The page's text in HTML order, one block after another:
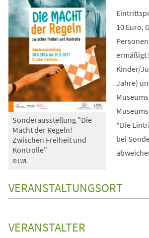
© LWL
Sonderausstellung "Die
Macht der Regeln!
Zwischen Freiheit und
Kontrolle"
10 Euro,
ermäßigt
Kinder/
Jahre)
*Die
bei
VERANSTALTUNGSORT
VERANSTALTER